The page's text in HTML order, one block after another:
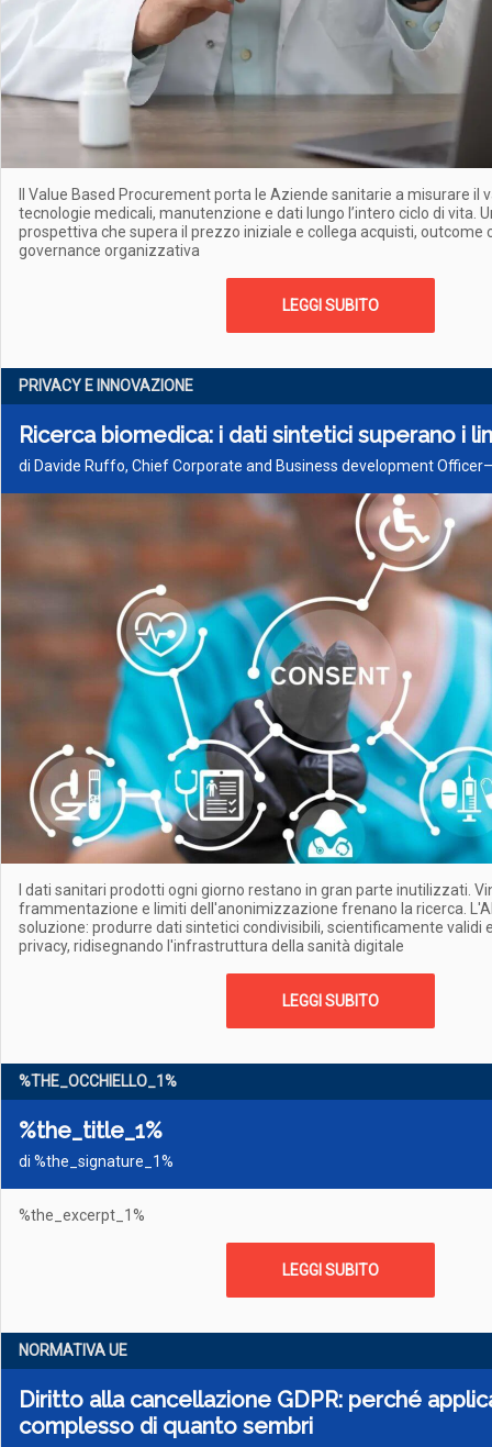
Il Value Based Procurement porta le Aziende sanitarie a misurare il
tecnologie medicali, manutenzione e dati lungo l’intero ciclo di vita.
prospettiva che supera il prezzo iniziale e collega acquisti, outcome
governance organizzativa
LEGGI SUBITO
PRIVACY E INNOVAZIONE
Ricerca biomedica: i dati sintetici superano i
di Davide Ruffo, Chief Corporate and Business development
I dati sanitari prodotti ogni giorno restano in gran parte inutilizzati.
frammentazione e limiti dell'anonimizzazione frenano la ricerca.
soluzione: produrre dati sintetici condivisibili, scientificamente validi
privacy, ridisegnando l'infrastruttura della sanità digitale
LEGGI SUBITO
%THE_OCCHIELLO_1%
%the_title_1%
di %the_signature_1%
%the_excerpt_1%
LEGGI SUBITO
NORMATIVA UE
Diritto alla cancellazione GDPR: perché
complesso di quanto sembri